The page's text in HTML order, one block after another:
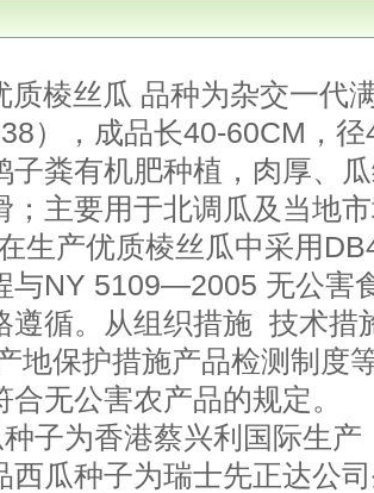
棱丝瓜 品种为杂交一代
），成品长40-60CM，
子粪有机肥种植，肉厚、
；主要用于北调瓜及当地
产优质棱丝瓜中采用
与NY 5109—2005 无公害
遵循。从组织措施 技术措
地保护措施产品检测制度
合无公害农产品的规定。
为香港蔡兴利国际生产
西瓜种子为瑞士先正达公